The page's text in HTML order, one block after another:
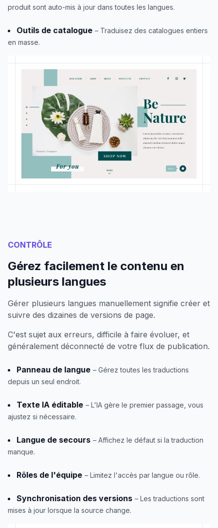
produit sont auto-mis à jour dans toutes les langues.
Outils de catalogue – Traduisez des catalogues entiers
en masse.
CONTRÔLE
Gérez facilement le contenu en
plusieurs langues
Gérer plusieurs langues manuellement signifie créer et
suivre des dizaines de versions de page.
C'est sujet aux erreurs, difficile à faire évoluer, et
généralement déconnecté de votre flux de publication.
Panneau de langue – Gérez toutes les traductions
depuis un seul endroit.
Texte IA éditable – L'IA gère le premier passage, vous
ajustez si nécessaire.
Langue de secours – Affichez le défaut si la traduction
manque.
Rôles de l'équipe – Limitez l'accès par langue ou rôle.
Synchronisation des versions – Les traductions sont
mises à jour lorsque la source change.